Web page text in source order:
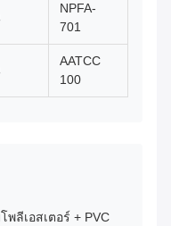
NPFA-
701
AATCC
100
พลีเอสเตอร์ + PVC